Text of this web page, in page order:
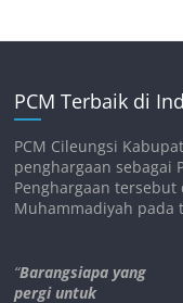
PCM Terbaik di
PCM Cileungsi
penghargaan sebagai
Penghargaan tersebut
Muhammadiyah pada
“Barangsiapa yang
pergi untuk